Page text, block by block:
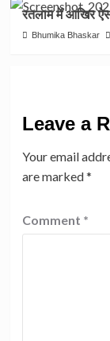
रतलाम में आखिर
Bhumika Bhaskar
Leave a
Your email
are marked*
Comment *